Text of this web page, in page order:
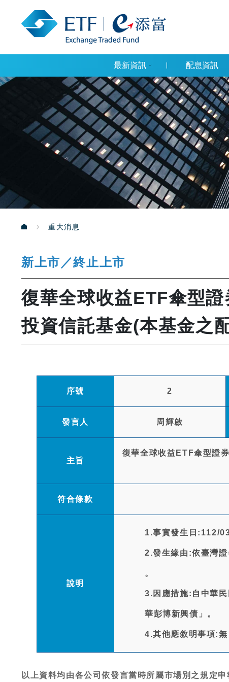
最新資訊 配息資訊
重大消息
新上市／終止上市
復華全球收益ETF傘型
投資信託基金(本基金之
序號 2
發言人 周輝啟
主旨
復華全球收益ETF傘型證
符合條款
說明
1.事實發生日:112/
2.發生緣由:依臺灣
。
3.因應措施:自中華
華彭博新興債」。
4.其他應敘明事項:無
以上資料均由各公司依發言當時所屬市場別之規定